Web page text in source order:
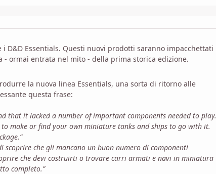
D&D Essentials. Questi nuovi prodotti saranno impacchettati
ormai entrata nel mito - della prima storica edizione.
la nuova linea Essentials, una sorta di ritorno alle
questa frase:
that it lacked a number of important components needed to play.
make or find your own miniature tanks and ships to go with it.
scoprire che gli mancano un buon numero di componenti
che devi costruirti o trovare carri armati e navi in miniatura
completo.”